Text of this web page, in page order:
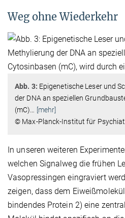
Weg ohne Wiederkehr
Abb. 3: Epigenetische Leser und
der DNA an speziellen
(mC)… [mehr]
© Max-Planck-Institut für
In unseren weiteren
welchen Signalweg die frühen
Vasopressingen eingraviert
zeigen, dass dem
bindendes Protein 2) eine